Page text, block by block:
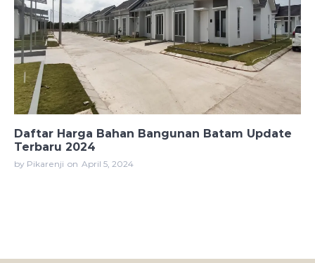
Daftar Harga Bahan Bangunan Batam Update
Terbaru 2024
by Pikarenji on April 5, 2024